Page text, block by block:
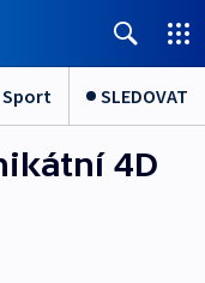
Sport SLEDOVAT
4D